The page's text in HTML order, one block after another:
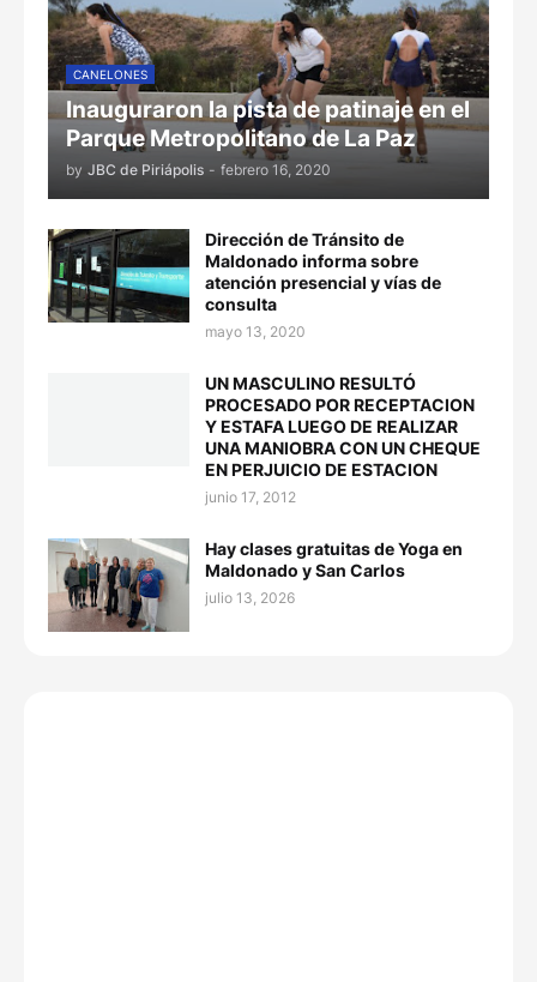
CANELONES
Inauguraron la pista de patinaje en el
Parque Metropolitano de La Paz
by JBC de Piriápolis - febrero 16, 2020
Dirección de Tránsito de
Maldonado informa sobre
atención presencial y vías de
consulta
mayo 13, 2020
UN MASCULINO RESULTÓ
PROCESADO POR RECEPTACION
Y ESTAFA LUEGO DE REALIZAR
UNA MANIOBRA CON UN CHEQUE
EN PERJUICIO DE ESTACION
junio 17, 2012
Hay clases gratuitas de Yoga en
Maldonado y San Carlos
julio 13, 2026